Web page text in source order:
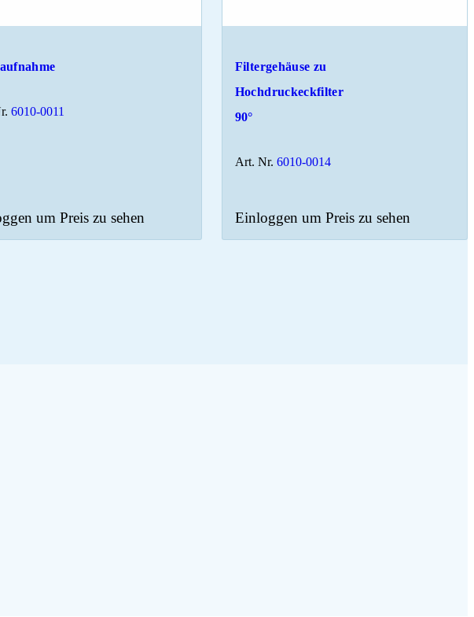
6010-0011
um Preis zu sehen
Filtergehäuse zu
Hochdruckeckfilter
90°
Art. Nr. 6010-0014
Einloggen um Preis zu sehen